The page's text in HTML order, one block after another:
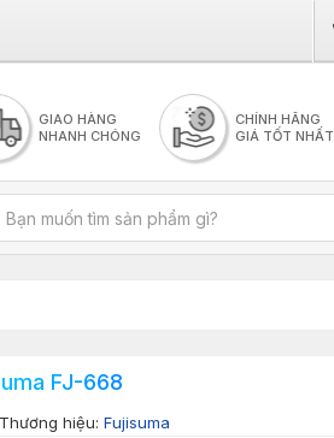
GIAO HÀNG
NHANH CHÓNG
CHÍNH HÃNG
GIÁ TỐT NHẤT
FJ-668
hiệu: Fujisuma